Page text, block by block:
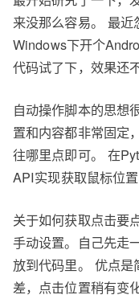
来没那么容易。 最
Windows下开个
代码试了下，效果还
自动操作脚本的思想
置和内容都非常固定
往哪里点即可。 在
API实现获取鼠标位
关于如何获取点击要
手动设置。自己先走
放到代码里。 优点
差，点击位置稍有变